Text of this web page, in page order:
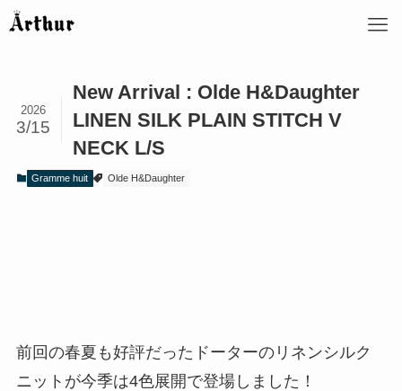
New Arrival : Olde H&Daughter
LINEN SILK PLAIN STITCH V
NECK L/S
2026
3/15
Gramme huit Olde H&Daughter
前回の春夏も好評だったドーターのリネンシルク
ニットが今季は4色展開で登場しました！